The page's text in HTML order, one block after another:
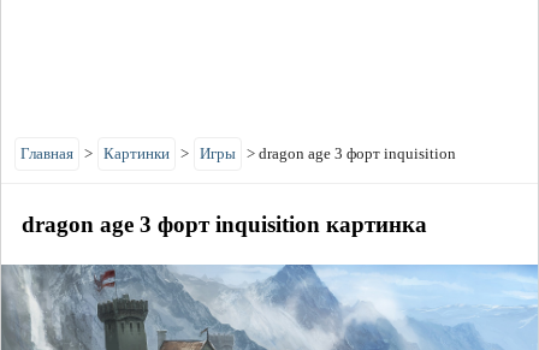
Главная > Картинки > Игры > dragon age 3 форт inquisition
dragon age 3 форт inquisition картинка